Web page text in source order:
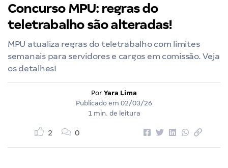
Concurso MPU: regras do
teletrabalho são alteradas!
MPU atualiza regras do teletrabalho com limites
semanais para servidores e cargos em comissão. Veja
os detalhes!
Por Yara Lima
Publicado em 02/03/26
1 min. de leitura
2 0